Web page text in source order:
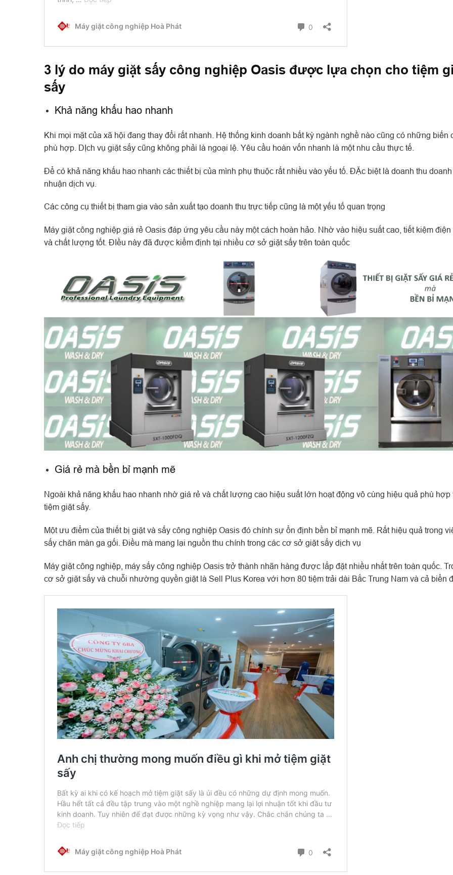
3 lý do máy giặt sấy công nghiệp Oasis được lựa chọn cho tiệm
sấy
Khả năng khấu hao nhanh
Khi mọi mặt của xã hội đang thay đổi rất nhanh. Hệ thống kinh doanh bất kỳ ngành nghề nào cũng có những biến
phù hợp. DỊch vụ giặt sấy cũng không phải là ngoại lệ. Yêu cầu hoàn vốn nhanh là một nhu cầu thực tế.
Để có khả năng khấu hao nhanh các thiết bị của mình phụ thuộc rất nhiều vào yếu tố. ĐẶc biệt là doanh thu
nhuận dịch vụ.
Các công cụ thiết bị tham gia vào sản xuất tạo doanh thu trực tiếp cũng là một yếu tố quan trọng
Máy giặt công nghiệp giá rẻ Oasis đáp ứng yêu cầu này một cách hoàn hảo. Nhờ vào hiệu suất cao, tiết kiệm điện
và chất lượng tốt. ĐIều này đã được kiểm định tại nhiều cơ sở giặt sấy trên toàn quốc
Giá rẻ mà bền bỉ mạnh mẽ
Ngoài khả năng khấu hao nhanh nhờ giá rẻ và chất lượng cao hiệu suất lớn hoạt động vô cùng hiệu quả phù
tiệm giặt sấy.
Một ưu điểm của thiết bị giặt và sấy công nghiệp Oasis đó chính sự ổn định bền bỉ mạnh mẽ. Rất hiệu quả trong
sấy chăn màn ga gối. Điều mà mang lại nguồn thu chính trong các cơ sở giặt sấy dịch vụ
Máy giặt công nghiệp, máy sấy công nghiệp Oasis trở thành nhãn hàng được lắp đặt nhiều nhất trên toàn quốc.
cơ sở giặt sấy và chuỗi nhường quyền giặt là Sell Plus Korea với hơn 80 tiệm trải dài Bắc Trung Nam và cả biển